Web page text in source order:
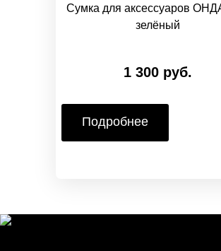
Сумка для аксессуаров
зелёный
1 300 руб.
Подробнее